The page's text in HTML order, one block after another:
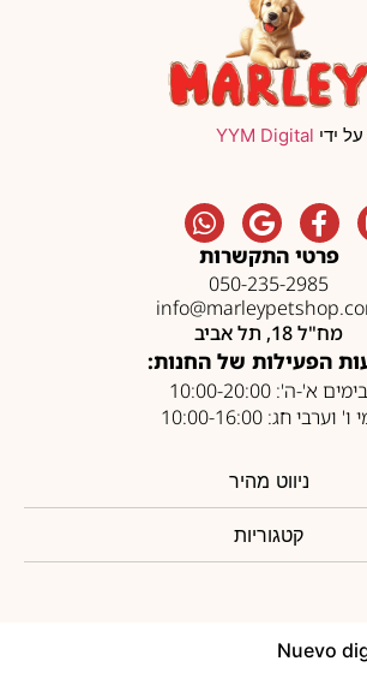
ידי YYM Digital
פרטי התקשרות
050-235-2985
מח"ל 18, תל אביב
הפעילות של החנות:
בימים א'-ה': 10:00-20:00
ו' וערבי חג: 10:00-16:00
ניווט מהיר
קטגוריות
Nuevo